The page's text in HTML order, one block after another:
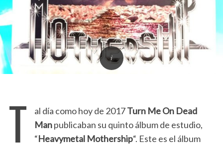
T al día como hoy de 2017Turn Me On Dead
Manpublicaban su quinto álbum de estudio,
“Heavymetal Mothership“. Este es el álbum